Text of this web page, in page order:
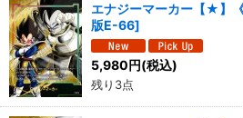
エナジーマーカー【★】《
版E-66]
5,980円(税込)
残り3点